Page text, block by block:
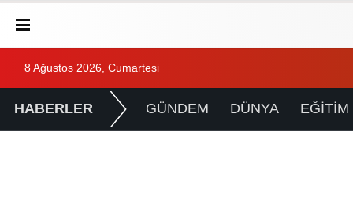
8 Ağustos 2026, Cumartesi
HABERLER GÜNDEM DÜNYA EĞİTİM